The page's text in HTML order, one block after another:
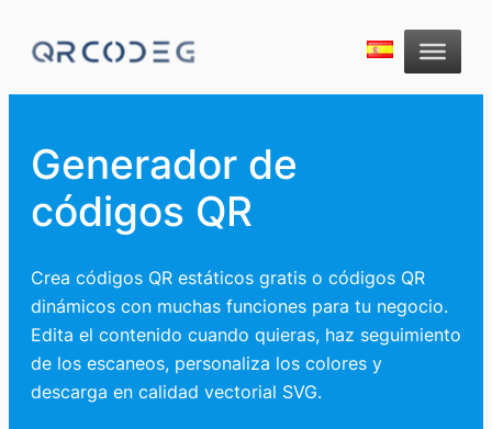
Generador de
códigos QR
Crea códigos QR estáticos gratis o códigos QR
dinámicos con muchas funciones para tu negocio.
Edita el contenido cuando quieras, haz seguimiento
de los escaneos, personaliza los colores y
descarga en calidad vectorial SVG.